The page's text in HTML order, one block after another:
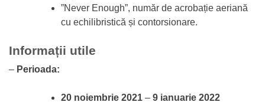
”Never Enough”, număr de acrobație aeriană
cu echilibristică și contorsionare.
Informații utile
– Perioada:
20 noiembrie 2021 – 9 ianuarie 2022